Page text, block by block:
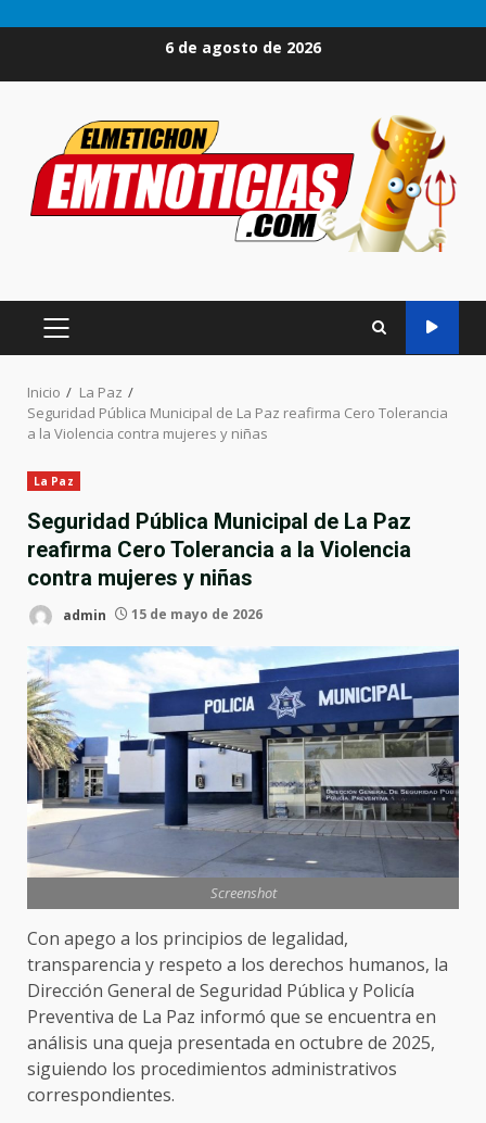
6 de agosto de 2026
MENÚ
PRINCIPAL
Inicio
La Paz
Seguridad Pública Municipal de La Paz reafirma Cero Tolerancia
a la Violencia contra mujeres y niñas
La Paz
Seguridad Pública Municipal de La Paz
reafirma Cero Tolerancia a la Violencia
contra mujeres y niñas
admin 15 de mayo de 2026
Screenshot
Con apego a los principios de legalidad,
transparencia y respeto a los derechos humanos, la
Dirección General de Seguridad Pública y Policía
Preventiva de La Paz informó que se encuentra en
análisis una queja presentada en octubre de 2025,
siguiendo los procedimientos administrativos
correspondientes.